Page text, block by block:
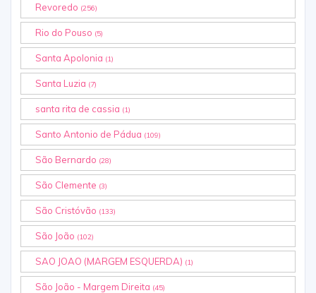
Revoredo (256)
Rio do Pouso (5)
Santa Apolonia (1)
Santa Luzia (7)
santa rita de cassia (1)
Santo Antonio de Pádua (109)
São Bernardo (28)
São Clemente (3)
São Cristóvão (133)
São João (102)
SAO JOAO (MARGEM ESQUERDA) (1)
São João - Margem Direita (45)